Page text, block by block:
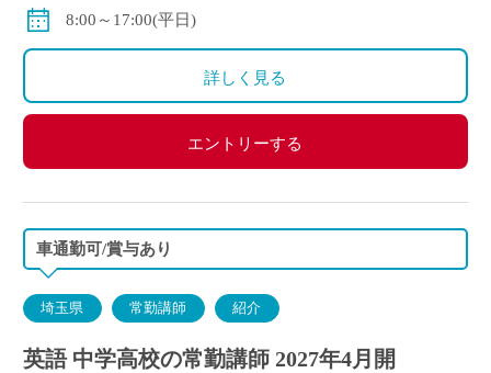
住宅手当等の諸手当あり
8:00～17:00(平日)
詳しく見る
エントリーする
車通勤可/賞与あり
埼玉県 常勤講師 紹介
英語 中学高校の常勤講師 2027年4月開